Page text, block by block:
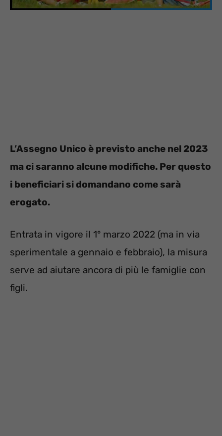
L’Assegno Unico è previsto anche nel 2023
ma ci saranno alcune modifiche. Per questo
i beneficiari si domandano come sarà
erogato.
Entrata in vigore il 1° marzo 2022 (ma in via
sperimentale a gennaio e febbraio), la misura
serve ad aiutare ancora di più le famiglie con
figli.